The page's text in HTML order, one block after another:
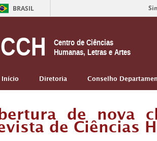
BRASIL
CCH
Centro de Ciências
Humanas, Letras e Artes
Início Diretoria Conselho
de nova
de Ciências